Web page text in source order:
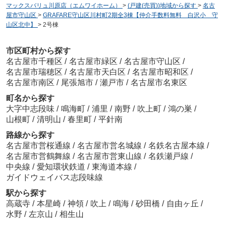
マックスバリュ川原店（エムワイホーム） > (戸建(売買))地域から探す > 名古
屋市守山区 > GRAFARE守山区川村町2期全3棟【仲介手数料無料 白沢小 守
山区北中】
> 2号棟
市区町村から探す
名古屋市千種区 / 名古屋市緑区 / 名古屋市守山区 /
名古屋市瑞穂区 / 名古屋市天白区 / 名古屋市昭和区 /
名古屋市南区 / 尾張旭市 / 瀬戸市 / 名古屋市名東区
町名から探す
大字中志段味 / 鳴海町 / 浦里 / 南野 / 吹上町 / 鴻の巣 /
山根町 / 清明山 / 春里町 / 平針南
路線から探す
名古屋市営桜通線 / 名古屋市営名城線 / 名鉄名古屋本線 /
名古屋市営鶴舞線 / 名古屋市営東山線 / 名鉄瀬戸線 /
中央線 / 愛知環状鉄道 / 東海道本線 /
ガイドウェイバス志段味線
駅から探す
高蔵寺 / 本星崎 / 神領 / 吹上 / 鳴海 / 砂田橋 / 自由ヶ丘 /
水野 / 左京山 / 相生山